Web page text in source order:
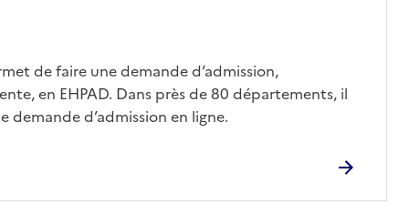
de faire une demande d’admission,
en EHPAD. Dans près de 80 départements, il
demande d’admission en ligne.